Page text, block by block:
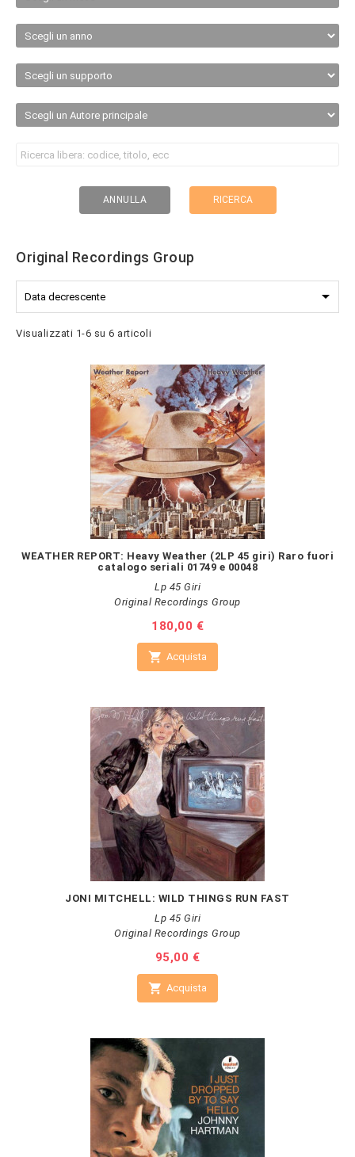
ANNULLA RICERCA
Original Recordings Group
Data decrescente 
Visualizzati 1-6 su 6 articoli
WEATHER REPORT: Heavy Weather (2LP 45 giri) Raro fuori
catalogo seriali 01749 e 00048
Lp 45 Giri
Original Recordings Group
Prezzo
180,00 €
 Acquista
JONI MITCHELL: WILD THINGS RUN FAST
Lp 45 Giri
Original Recordings Group
Prezzo
95,00 €
 Acquista